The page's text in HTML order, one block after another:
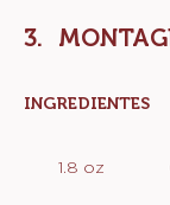
INGREDIENTES
1.8 oz